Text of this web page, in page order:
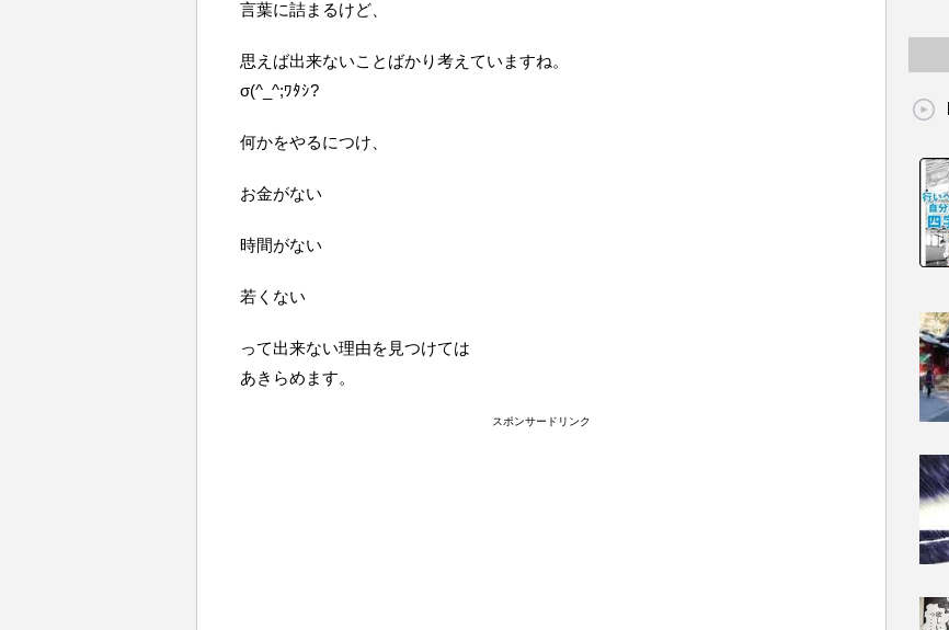
言葉に詰まるけど、
思えば出来ないことばかり考えていますね。
σ(^_^;ﾜﾀｼ?
何かをやるにつけ、
お金がない
時間がない
若くない
って出来ない理由を見つけては
あきらめます。
スポンサードリンク